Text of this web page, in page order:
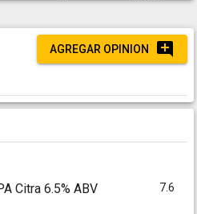
AGREGAR OPINION
Citra 6.5% ABV 7.6